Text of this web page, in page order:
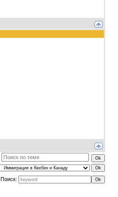
Поиск: